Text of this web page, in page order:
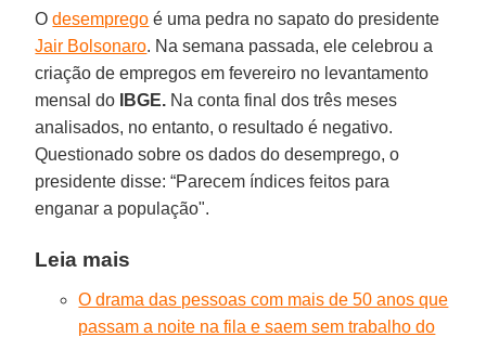
Odesemprego é uma pedra no sapato do presidente
Jair Bolsonaro. Na semana passada, ele celebrou a
criação de empregos em fevereiro no levantamento
mensal do
IBGE. Na conta final dos três meses
analisados, no entanto, o resultado é negativo.
Questionado sobre os dados do desemprego, o
presidente disse: “Parecem índices feitos para
enganar a população".
Leia mais
O drama das pessoas com mais de 50 anos que
passam a noite na fila e saem sem trabalho do